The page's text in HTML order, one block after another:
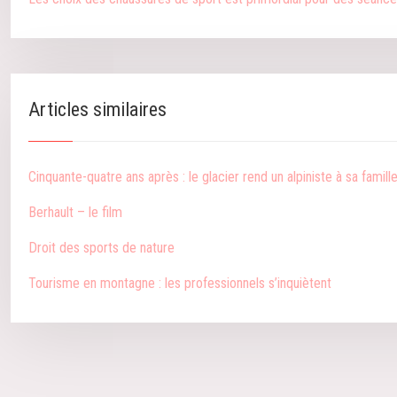
Articles similaires
Cinquante-quatre ans après : le glacier rend un alpiniste à sa famille
Berhault – le film
Droit des sports de nature
Tourisme en montagne : les professionnels s’inquiètent